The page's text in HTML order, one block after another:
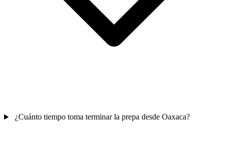
¿Cuánto tiempo toma terminar la prepa desde Oaxaca?